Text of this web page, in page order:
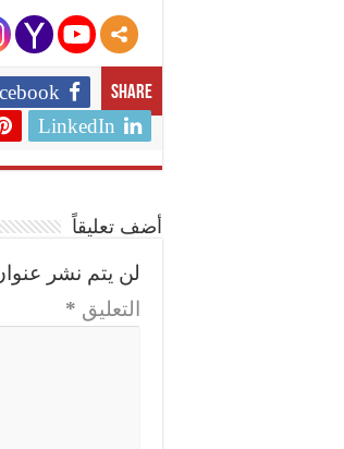
Share
LinkedIn
أضف تعليقاً
لن يتم نشر
التعليق *